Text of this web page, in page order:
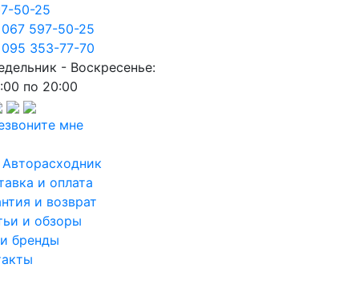
50-25
597-50-25
353-77-70
- Воскресенье:
по 20:00
мне
и оплата
и возврат
и обзоры
бренды